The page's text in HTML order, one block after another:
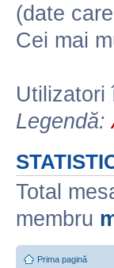
(date
Cei mai
Utilizatori
Legendă:
Total
membru
Prima pagină